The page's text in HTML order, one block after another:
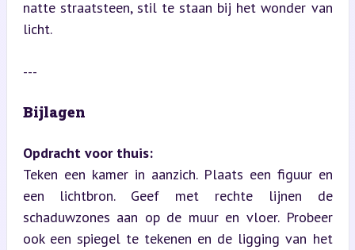
natte straatsteen, stil te staan bij het wonder van
licht.
---
Bijlagen
Opdracht voor thuis:
Teken een kamer in aanzich. Plaats een figuur en
een lichtbron. Geef met rechte lijnen de
schaduwzones aan op de muur en vloer. Probeer
ook een spiegel te tekenen en de ligging van het